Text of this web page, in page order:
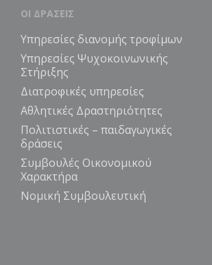
ΟΙ ΔΡΑΣΕΙΣ
Υπηρεσίες διανομής τροφίμων
Υπηρεσίες Ψυχοκοινωνικής
Στήριξης
Διατροφικές υπηρεσίες
Αθλητικές Δραστηριότητες
Πολιτιστικές – παιδαγωγικές
δράσεις
Συμβουλές Οικονομικού
Χαρακτήρα
Νομική Συμβουλευτική